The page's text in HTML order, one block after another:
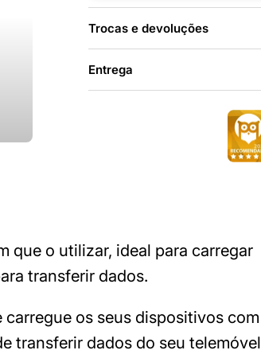
Trocas e devoluções
Entrega
que o utilizar, ideal para carregar
transferir dados.
os seus dispositivos com
transferir dados do seu telemóvel